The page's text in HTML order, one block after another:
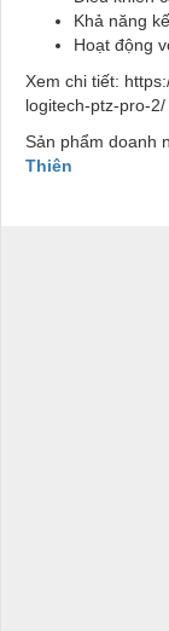
Khả năng
Hoạt động
Xem chi tiết:
logitech-ptz-pro-2/
Sản phẩm doanh
Thiên